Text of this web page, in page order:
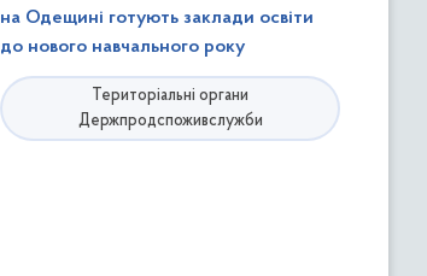
на Одещині готують заклади освіти
до нового навчального року
Територіальні органи
Держпродспоживслужби